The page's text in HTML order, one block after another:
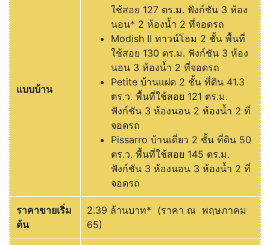
แบบบ้าน
ใช้สอย 127 ตร.ม. ฟังก์ชัน 3 ห้อง
นอน* 2 ห้องน้ำ 2 ที่จอดรถ
Modish II ทาวน์โฮม 2 ชั้น พื้นที่
ใช้สอย 130 ตร.ม. ฟังก์ชัน 3 ห้อง
นอน 3 ห้องน้ำ 2 ที่จอดรถ
Petite บ้านแฝด 2 ชั้น ที่ดิน 41.3
ตร.ว. พื้นที่ใช้สอย 121 ตร.ม.
ฟังก์ชัน 3 ห้องนอน 2 ห้องน้ำ 2 ที่
จอดรถ
Pissarro บ้านเดี่ยว 2 ชั้น ที่ดิน 50
ตร.ว. พื้นที่ใช้สอย 145 ตร.ม.
ฟังก์ชัน 3 ห้องนอน 3 ห้องน้ำ 2 ที่
จอดรถ
ราคาขายเริ่ม
ต้น
2.39 ล้านบาท* (ราคา ณ พฤษภาคม
65)